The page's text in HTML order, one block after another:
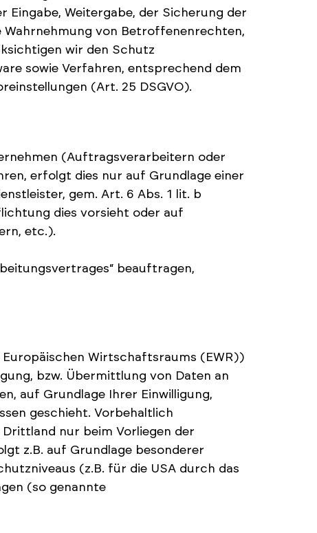
Eingabe, Weitergabe, der Sicherung der
Wahrnehmung von Betroffenenrechten,
wir den Schutz
sowie Verfahren, entsprechend dem
(Art. 25 DSGVO).
(Auftragsverarbeitern oder
erfolgt dies nur auf Grundlage einer
gem. Art. 6 Abs. 1 lit. b
dies vorsieht oder auf
etc.).
beauftragen,
Wirtschaftsraums (EWR))
bzw. Übermittlung von Daten an
auf Grundlage Ihrer Einwilligung,
geschieht. Vorbehaltlich
nur beim Vorliegen der
z.B. auf Grundlage besonderer
(z.B. für die USA durch das
(so genannte